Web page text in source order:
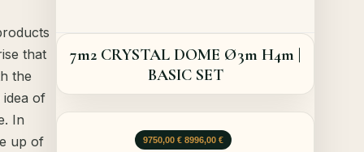
that
the
of
In
up of
7m2 CRYSTAL DOME Ø3m H4m |
BASIC SET
9750,00 € Le prix initial était : 9750,00 €.
8996,00 €Le prix actuel est : 8996,00 €.